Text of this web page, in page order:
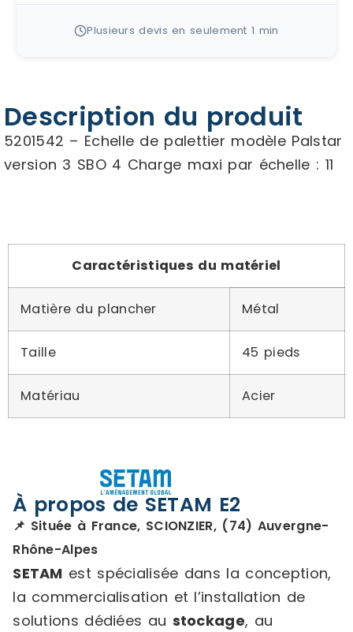
Plusieurs devis en seulement 1 min
Description du produit
5201542 – Echelle de palettier modèle Palstar
version 3 SBO 4 Charge maxi par échelle : 11
Caractéristiques du matériel
Matière du plancher Métal
Taille 45 pieds
Matériau Acier
À propos de SETAM E2
📌 Située à France, SCIONZIER, (74) Auvergne-
Rhône-Alpes
SETAM est spécialisée dans la conception,
la commercialisation et l’installation de
solutions dédiées au stockage, au